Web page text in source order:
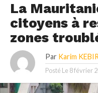
La
citoyens à
zones
Par Karim
Posté Le 8 février